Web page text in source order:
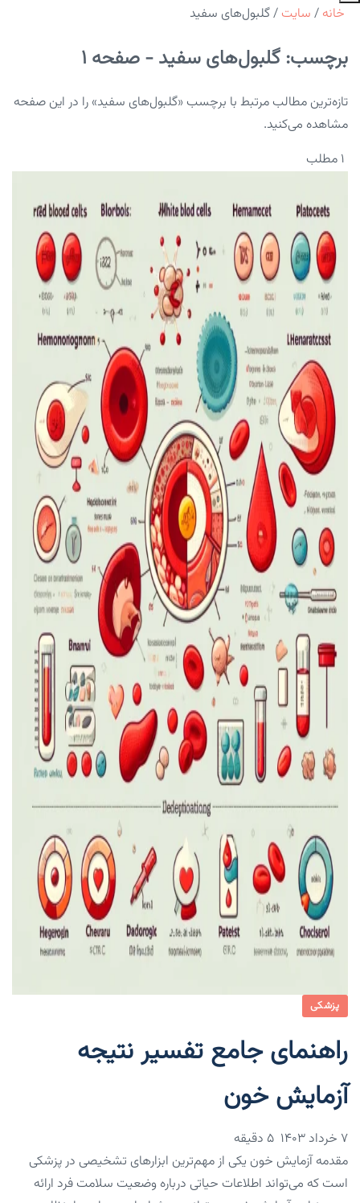
خانه / سایت /گلبول‌های سفید
برچسب: گلبول‌های سفید - صفحه 1
تازه‌ترین مطالب مرتبط با برچسب «گلبول‌های سفید» را در این صفحه
مشاهده می‌کنید.
۱ مطلب
پزشکی
راهنمای جامع تفسیر نتیجه
آزمایش خون
۷ خرداد ۱۴۰۳
مقدمه آزمایش خون یکی از مهم‌ترین ابزارهای تشخیصی در پزشکی
است که می‌تواند اطلاعات حیاتی درباره وضعیت سلامت فرد ارائه